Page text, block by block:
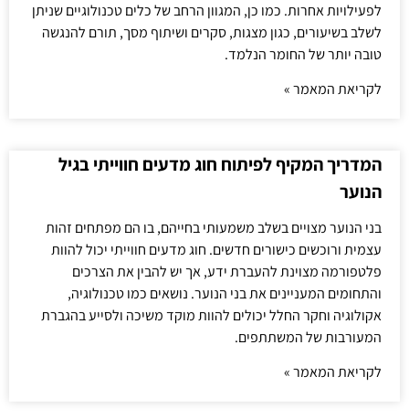
לפעילויות אחרות. כמו כן, המגוון הרחב של כלים טכנולוגיים שניתן
לשלב בשיעורים, כגון מצגות, סקרים ושיתוף מסך, תורם להנגשה
טובה יותר של החומר הנלמד.
לקריאת המאמר »
המדריך המקיף לפיתוח חוג מדעים חווייתי בגיל
הנוער
בני הנוער מצויים בשלב משמעותי בחייהם, בו הם מפתחים זהות
עצמית ורוכשים כישורים חדשים. חוג מדעים חווייתי יכול להוות
פלטפורמה מצוינת להעברת ידע, אך יש להבין את הצרכים
והתחומים המעניינים את בני הנוער. נושאים כמו טכנולוגיה,
אקולוגיה וחקר החלל יכולים להוות מוקד משיכה ולסייע בהגברת
המעורבות של המשתתפים.
לקריאת המאמר »